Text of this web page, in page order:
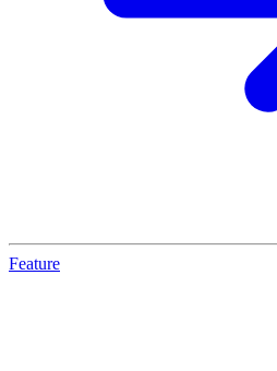
Feature